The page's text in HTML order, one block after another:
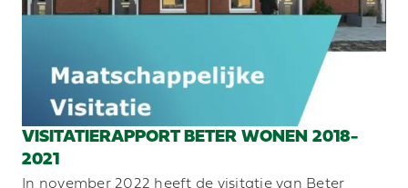
VISITATIERAPPORT BETER WONEN 2018-
2021
In november 2022 heeft de visitatie van Beter